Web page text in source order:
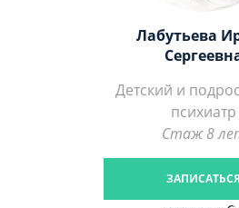
Лабутьева
Детский и
психиатр
Стаж 8
ЗАПИСАТЬСЯ